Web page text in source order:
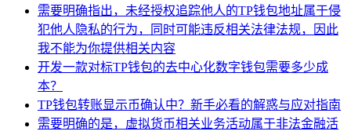
需要明确指出，未经授权追踪他人的TP钱包地址属于侵
犯他人隐私的行为，同时可能违反相关法律法规，因此
我不能为你提供相关内容
开发一款对标TP钱包的去中心化数字钱包需要多少成
本？
TP钱包转账显示币确认中？新手必看的解惑与应对指南
需要明确的是，虚拟货币相关业务活动属于非法金融活